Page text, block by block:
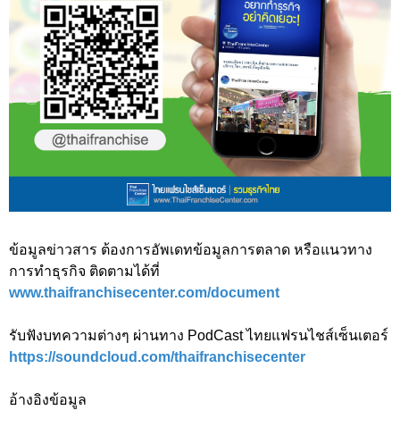
ข้อมูลข่าวสาร ต้องการอัพเดทข้อมูลการตลาด หรือแนวทาง
การทำธุรกิจ ติดตามได้ที่
www.thaifranchisecenter.com/document
รับฟังบทความต่างๆ ผ่านทาง PodCast ไทยแฟรนไชส์เซ็นเตอร์
https://soundcloud.com/thaifranchisecenter
อ้างอิงข้อมูล